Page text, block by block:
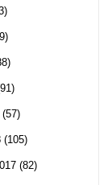
(57)
(105)
(82)